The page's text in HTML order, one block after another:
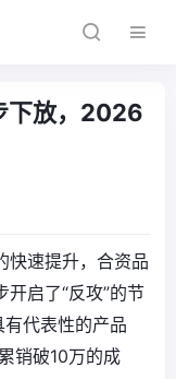
下放，2026
快速提升，合资品
启了“反攻”的节
有代表性的产品
销破10万的成